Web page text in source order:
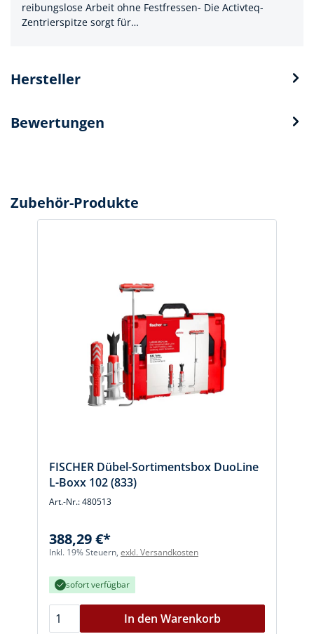
reibungslose Arbeit ohne Festfressen- Die Activteq-
Zentrierspitze sorgt für…
Hersteller
Bewertungen
Zubehör-Produkte
FISCHER Dübel-Sortimentsbox DuoLine
L-Boxx 102 (833)
Art.-Nr.: 480513
388,29 €*
Inkl. 19% Steuern, exkl. Versandkosten
sofort verfügbar
In den Warenkorb